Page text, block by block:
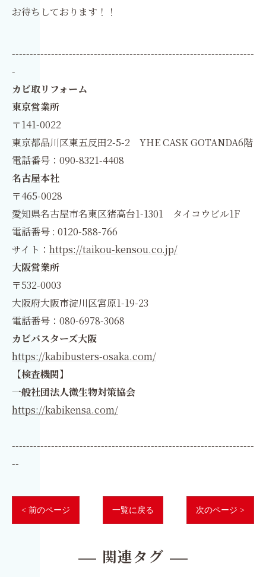
お待ちしております！！
--------------------------------------------------------------------
-
カビ取リフォーム
東京営業所
〒141-0022
東京都品川区東五反田2-5-2 YHE CASK GOTANDA6階
電話番号：090-8321-4408
名古屋本社
〒465-0028
愛知県名古屋市名東区猪高台1-1301 タイコウビル1F
電話番号 : 0120-588-766
サイト： https://taikou-kensou.co.jp/
大阪営業所
〒532-0003
大阪府大阪市淀川区宮原1-19-23
電話番号：080-6978-3068
カビバスターズ大阪
https://kabibusters-osaka.com/
【検査機関】
一般社団法人微生物対策協会
https://kabikensa.com/
--------------------------------------------------------------------
--
< 前のページ 一覧に戻る 次のページ >
関連タグ